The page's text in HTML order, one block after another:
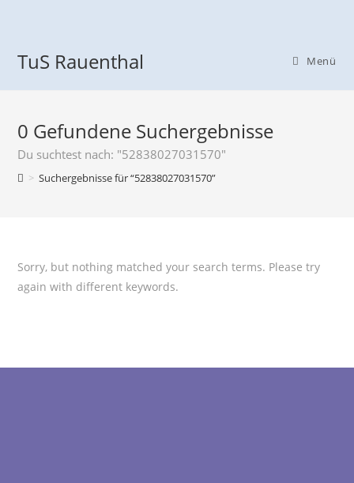
TuS Rauenthal Menü
0 Gefundene Suchergebnisse
Du suchtest nach: "52838027031570"
> Suchergebnisse für“52838027031570”
Sorry, but nothing matched your search terms. Please try
again with different keywords.